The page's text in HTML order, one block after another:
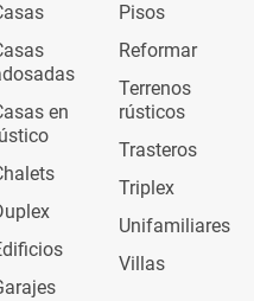
en
Pisos
Reformar
Terrenos
rústicos
Trasteros
Triplex
Unifamiliares
Villas